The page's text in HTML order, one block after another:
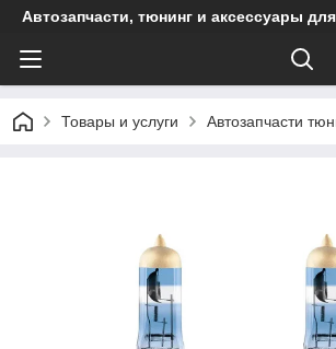
Автозапчасти, тюнинг и аксессуары
Товары и услуги Автозапчасти